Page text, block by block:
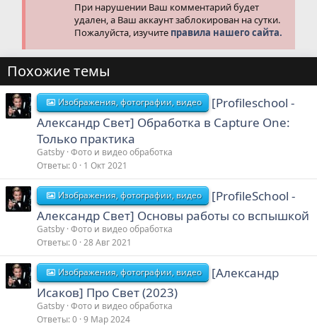
При нарушении Ваш комментарий будет
удален, а Ваш аккаунт заблокирован на сутки.
Пожалуйста, изучите правила нашего сайта.
Похожие темы
Изображения, фотографии, видео
[Profileschool -
Александр Свет] Обработка в Capture One:
Только практика
Gatsby Фото и видео обработка
Ответы 0 1 Окт 2021
Изображения, фотографии, видео
[ProfileSchool -
Александр Свет] Основы работы со вспышкой
Gatsby Фото и видео обработка
Ответы 0 28 Авг 2021
Изображения, фотографии, видео
[Александр
Исаков] Про Свет (2023)
Gatsby Фото и видео обработка
Ответы 0 9 Мар 2024